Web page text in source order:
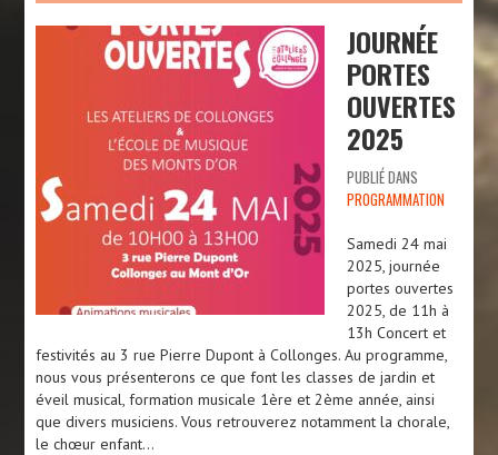
JOURNÉE
PORTES
OUVERTES
2025
PUBLIÉ DANS
PROGRAMMATION
Samedi 24 mai
2025, journée
portes ouvertes
2025, de 11h à
13h Concert et
festivités au 3 rue Pierre Dupont à Collonges. Au programme,
nous vous présenterons ce que font les classes de jardin et
éveil musical, formation musicale 1ère et 2ème année, ainsi
que divers musiciens. Vous retrouverez notamment la chorale,
le chœur enfant…